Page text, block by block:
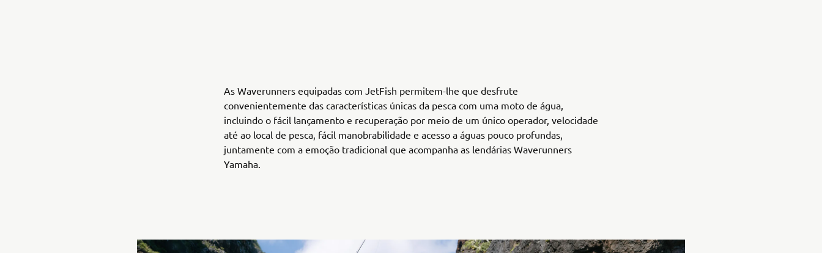
As Waverunners equipadas com JetFish permitem-lhe que desfrute
convenientemente das características únicas da pesca com uma moto de água,
incluindo o fácil lançamento e recuperação por meio de um único operador, velocidade
até ao local de pesca, fácil manobrabilidade e acesso a águas pouco profundas,
juntamente com a emoção tradicional que acompanha as lendárias Waverunners
Yamaha.